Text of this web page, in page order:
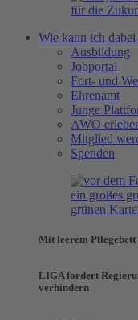
Wie kann ich dabei
Ausbildung
Jobportal
Fort- und
Ehrenamt
Junge
AWO
Mitglied
Spenden
Mit leerem
LIGA fordert
verhindern